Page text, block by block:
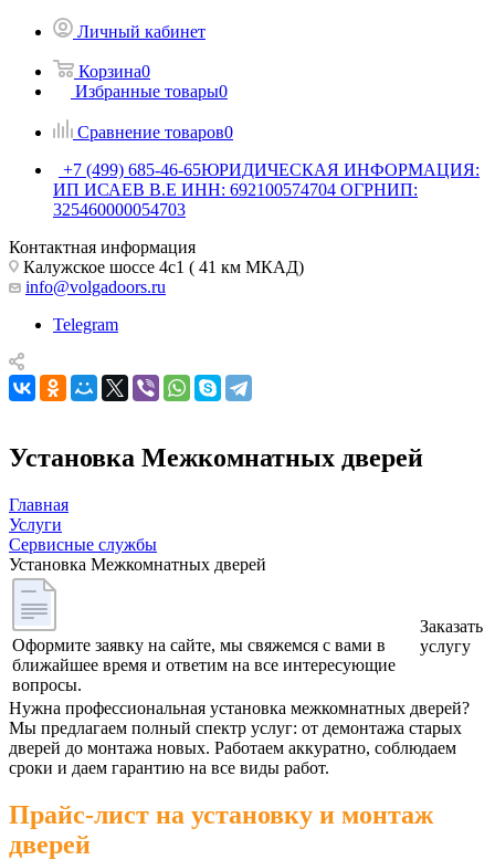
Личный кабинет
Корзина0
Избранные товары0
Сравнение товаров0
+7 (499) 685-46-65ЮРИДИЧЕСКАЯ ИНФОРМАЦИЯ:
ИП ИСАЕВ В.Е ИНН: 692100574704 ОГРНИП:
325460000054703
Контактная информация
Калужское шоссе 4с1 ( 41 км МКАД)
info@volgadoors.ru
Telegram
Установка Межкомнатных дверей
Главная
Услуги
Сервисные службы
Установка Межкомнатных дверей
Оформите заявку на сайте, мы свяжемся с вами в
ближайшее время и ответим на все интересующие
вопросы.
Заказать
услугу
Нужна профессиональная установка межкомнатных дверей?
Мы предлагаем полный спектр услуг: от демонтажа старых
дверей до монтажа новых. Работаем аккуратно, соблюдаем
сроки и даем гарантию на все виды работ.
Прайс-лист на установку и монтаж
дверей